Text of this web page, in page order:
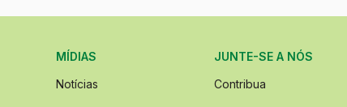
MÍDIAS
Notícias
JUNTE-SE A NÓS
Contribua